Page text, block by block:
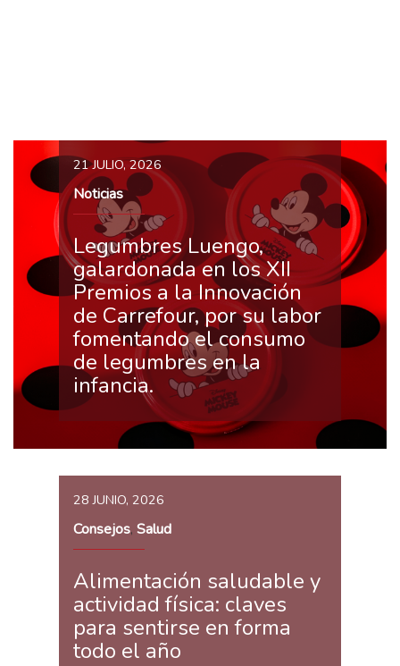
21 JULIO, 2026
Noticias
Legumbres Luengo,
galardonada en los XII
Premios a la Innovación
de Carrefour, por su labor
fomentando el consumo
de legumbres en la
infancia.
28 JUNIO, 2026
Consejos, Salud
Alimentación saludable y
actividad física: claves
para sentirse en forma
todo el año